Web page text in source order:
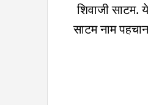
शिवाजी साटम.
साटम नाम